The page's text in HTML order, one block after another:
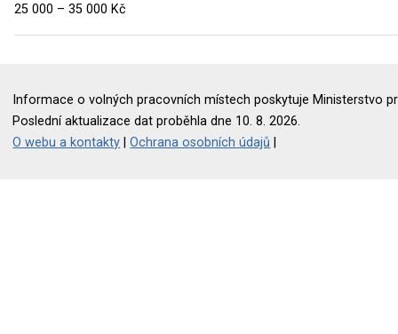
25 000 – 35 000 Kč
Informace o volných pracovních místech poskytuje Ministerstvo
Poslední aktualizace dat proběhla dne 10. 8. 2026.
O webu a kontakty |Ochrana osobních údajů